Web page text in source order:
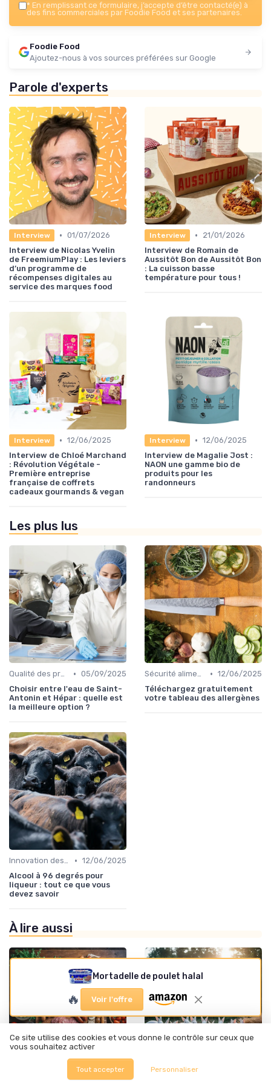
* En remplissant ce formulaire, j’accepte d’être contacté(e) à
des fins commerciales par Foodie Food et ses partenaires.
Foodie Food
Ajoutez-nous à vos sources préférées sur Google
Parole d'experts
Interview • 01/07/2026
Interview de Nicolas Yvelin
de FreemiumPlay : Les leviers
d’un programme de
récompenses digitales au
service des marques food
Interview •
21/01/2026
Interview de Romain de
Aussitôt Bon de Aussitôt Bon
: La cuisson basse
température pour tous !
Interview • 12/06/2025
Interview de Chloé Marchand
: Révolution Végétale -
Première entreprise
française de coffrets
cadeaux gourmands & vegan
Interview • 12/06/2025
Interview de Magalie Jost :
NAON une gamme bio de
produits pour les
randonneurs
Les plus lus
Qualité des produits • 05/09/2025
Choisir entre l'eau de Saint-
Antonin et Hépar : quelle est
la meilleure option ?
Sécurité alimentaire • 12/06/2025
Téléchargez gratuitement
votre tableau des allergènes
Innovation des recettes • 12/06/2025
Alcool à 96 degrés pour
liqueur : tout ce que vous
devez savoir
À lire aussi
Sécurité alimentaire •
20/11/2025
Mortadelle de poulet halal
🔥 Voir l'offre
Ce site utilise des cookies et vous donne le contrôle sur ceux que
vous souhaitez activer
Tout accepter Personnaliser